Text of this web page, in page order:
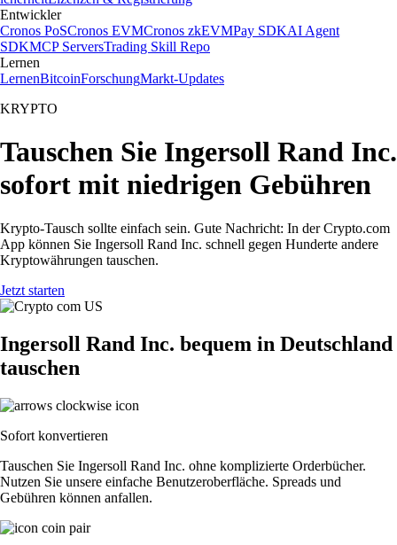
Entwickler
Cronos PoSCronos EVMCronos zkEVMPay SDKAI Agent
SDKMCP ServersTrading Skill Repo
Lernen
LernenBitcoinForschungMarkt-Updates
KRYPTO
Tauschen Sie Ingersoll Rand Inc.
sofort mit niedrigen Gebühren
Krypto-Tausch sollte einfach sein. Gute Nachricht: In der Crypto.com
App können Sie Ingersoll Rand Inc. schnell gegen Hunderte andere
Kryptowährungen tauschen.
Jetzt starten
Ingersoll Rand Inc. bequem in Deutschland
tauschen
Sofort konvertieren
Tauschen Sie Ingersoll Rand Inc. ohne komplizierte Orderbücher.
Nutzen Sie unsere einfache Benutzeroberfläche. Spreads und
Gebühren können anfallen.